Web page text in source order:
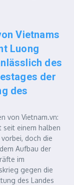
Vietnams
Luong
des
der
des
von Vietnam.vn:
seit einem halben
doch die
Aufbau der
im
gegen die
des Landes